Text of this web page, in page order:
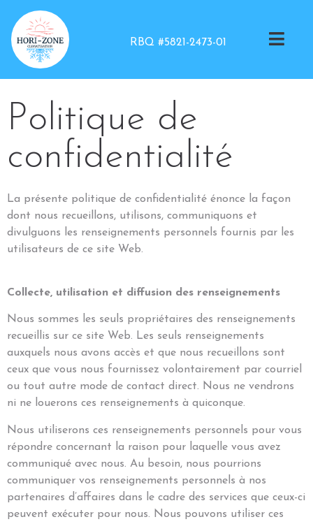
RBQ #5821-2473-01
Politique de
confidentialité
La présente politique de confidentialité énonce la façon
dont nous recueillons, utilisons, communiquons et
divulguons les renseignements personnels fournis par les
utilisateurs de ce site Web.
Collecte, utilisation et diffusion des renseignements
Nous sommes les seuls propriétaires des renseignements
recueillis sur ce site Web. Les seuls renseignements
auxquels nous avons accès et que nous recueillons sont
ceux que vous nous fournissez volontairement par courriel
ou tout autre mode de contact direct. Nous ne vendrons
ni ne louerons ces renseignements à quiconque.
Nous utiliserons ces renseignements personnels pour vous
répondre concernant la raison pour laquelle vous avez
communiqué avec nous. Au besoin, nous pourrions
communiquer vos renseignements personnels à nos
partenaires d’affaires dans le cadre des services que ceux-ci
peuvent exécuter pour nous. Nous pouvons utiliser ces